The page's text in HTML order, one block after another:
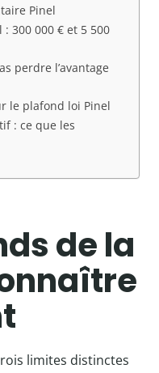
Pinel
: 300 000 € et 5 500
perdre l’avantage
le plafond loi Pinel
: ce que les
de la
limites distinctes